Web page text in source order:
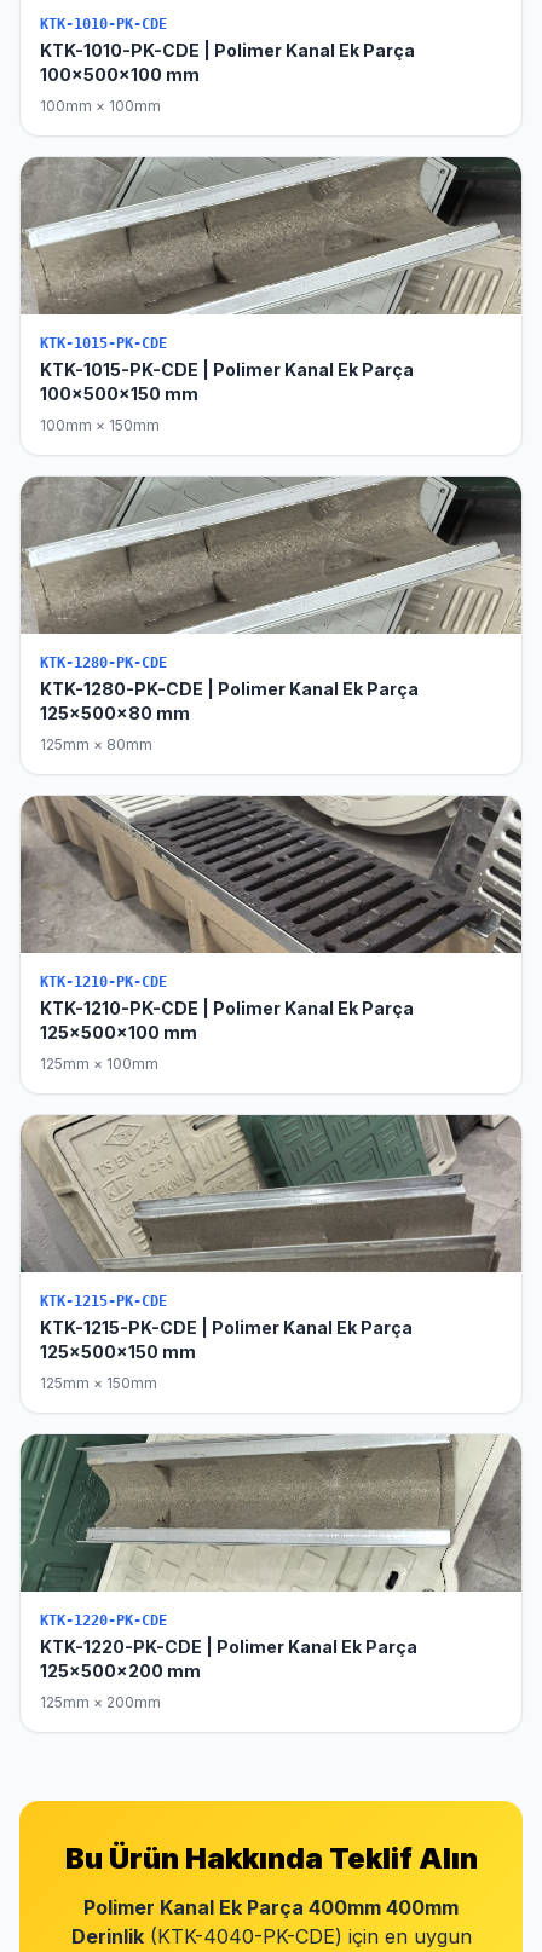
KTK-1010-PK-CDE
KTK-1010-PK-CDE | Polimer Kanal Ek Parça
100x500x100 mm
100mm × 100mm
KTK-1015-PK-CDE
KTK-1015-PK-CDE | Polimer Kanal Ek Parça
100x500x150 mm
100mm × 150mm
KTK-1280-PK-CDE
KTK-1280-PK-CDE | Polimer Kanal Ek Parça
125x500x80 mm
125mm × 80mm
KTK-1210-PK-CDE
KTK-1210-PK-CDE | Polimer Kanal Ek Parça
125x500x100 mm
125mm × 100mm
KTK-1215-PK-CDE
KTK-1215-PK-CDE | Polimer Kanal Ek Parça
125x500x150 mm
125mm × 150mm
KTK-1220-PK-CDE
KTK-1220-PK-CDE | Polimer Kanal Ek Parça
125x500x200 mm
125mm × 200mm
Bu Ürün Hakkında Teklif Alın
Polimer Kanal Ek Parça 400mm 400mm
Derinlik(KTK-4040-PK-CDE) için en uygun